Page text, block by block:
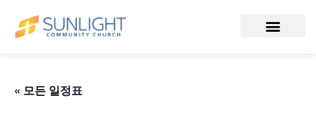
« 모든 일정표